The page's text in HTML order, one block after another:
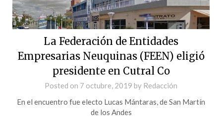
La Federación de Entidades
Empresarias Neuquinas (FEEN) eligió
presidente en Cutral Co
Posted on 7 octubre, 2019 by Redacción
En el encuentro fue electo Lucas Mántaras, de San Martín
de los Andes